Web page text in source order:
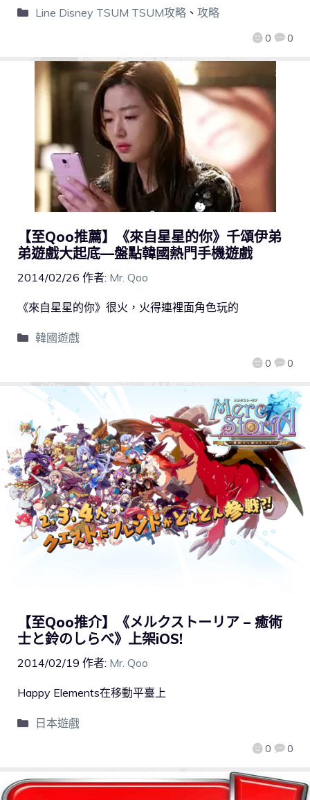
0 0
Line Disney TSUM TSUM攻略、 攻略
【至Qoo推薦】《來自星星的你》千頌伊弟
弟遊戲大起底—盤點韓國熱門手機遊戲
2014/02/26 作者: Mr. Qoo
0 0
《來自星星的你》很火，火得連裡面角色玩的
韓國遊戲
【至Qoo推介】《メルクストーリア – 癒術
士と鈴のしらべ》上架iOS!
2014/02/19 作者: Mr. Qoo
0 0
Happy Elements在移動平臺上
日本遊戲